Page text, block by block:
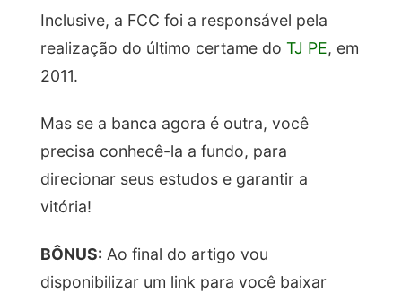
Inclusive, a FCC foi a responsável pela
realização do último certame do TJ PE, em
2011.
Mas se a banca agora é outra, você
precisa conhecê-la a fundo, para
direcionar seus estudos e garantir a
vitória!
BÔNUS: Ao final do artigo vou
disponibilizar um link para você baixar